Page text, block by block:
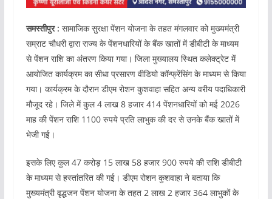
समस्तीपुर : सामाजिक सुरक्षा पेंशन योजना के तहत मंगलवार को मुख्यमंत्री
सम्राट चौधरी द्वारा राज्य के पेंशनधारियों के बैंक खातों में डीबीटी के माध्यम
से पेंशन राशि का अंतरण किया गया। जिला मुख्यालय स्थित कलेक्ट्रेट में
आयोजित कार्यक्रम का सीधा प्रसारण वीडियो कॉन्फ्रेंसिंग के माध्यम से किया
गया। कार्यक्रम के दौरान डीएम रोशन कुशवाहा सहित अन्य वरीय पदाधिकारी
मौजूद रहे। जिले में कुल 4 लाख 8 हजार 414 पेंशनधारियों को मई 2026
माह की पेंशन राशि 1100 रुपये प्रति लाभुक की दर से उनके बैंक खातों में
भेजी गई।
इसके लिए कुल 47 करोड़ 15 लाख 58 हजार 900 रुपये की राशि डीबीटी
के माध्यम से हस्तांतरित की गई। डीएम रोशन कुशवाहा ने बताया कि
मुख्यमंत्री वृद्धजन पेंशन योजना के तहत 2 लाख 2 हजार 364 लाभुकों के